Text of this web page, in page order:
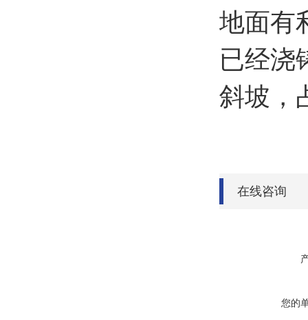
地面有
已经浇
斜坡，
在线咨询
您的